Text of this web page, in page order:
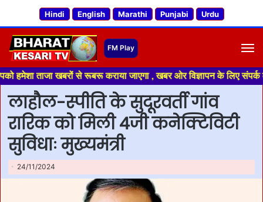
Hindi English Marathi Punjabi Urdu
खबरों से रूबरू कराया जाएगा , खबर ओर विज्ञापन के लिए संपर्क करे
लाहौल-स्पीति के सुदूरवर्ती गांव
रारिक को मिली 4जी कनेक्टिविटी
सुविधाः मुख्यमंत्री
24/11/2024